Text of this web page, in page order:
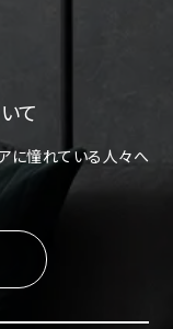
て
に憧れている人々へ